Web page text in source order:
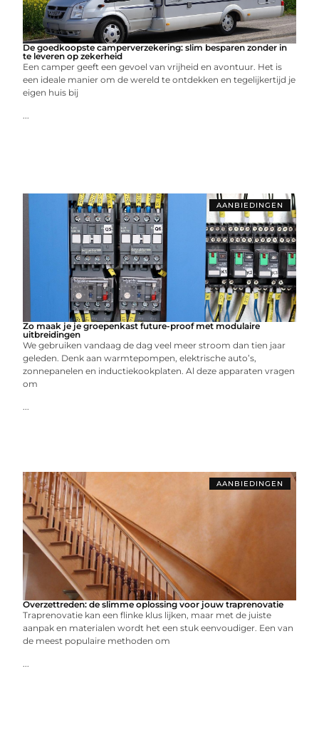
De goedkoopste camperverzekering: slim besparen zonder in
te leveren op zekerheid
Een camper geeft een gevoel van vrijheid en avontuur. Het is
een ideale manier om de wereld te ontdekken en tegelijkertijd je
eigen huis bij
...
AANBIEDINGEN
Zo maak je je groepenkast future-proof met modulaire
uitbreidingen
We gebruiken vandaag de dag veel meer stroom dan tien jaar
geleden. Denk aan warmtepompen, elektrische auto’s,
zonnepanelen en inductiekookplaten. Al deze apparaten vragen
om
...
AANBIEDINGEN
Overzettreden: de slimme oplossing voor jouw traprenovatie
Traprenovatie kan een flinke klus lijken, maar met de juiste
aanpak en materialen wordt het een stuk eenvoudiger. Een van
de meest populaire methoden om
...